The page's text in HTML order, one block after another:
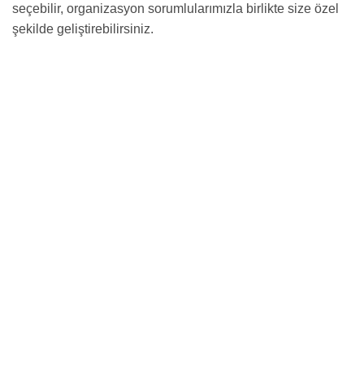
seçebilir, organizasyon sorumlularımızla birlikte size özel
şekilde geliştirebilirsiniz.